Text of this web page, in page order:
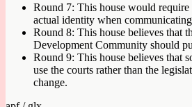
Round 7: This house would
actual identity when
Round 8: This house believes that
Development Community should
Round 9: This house believes that
use the courts rather than the
change.